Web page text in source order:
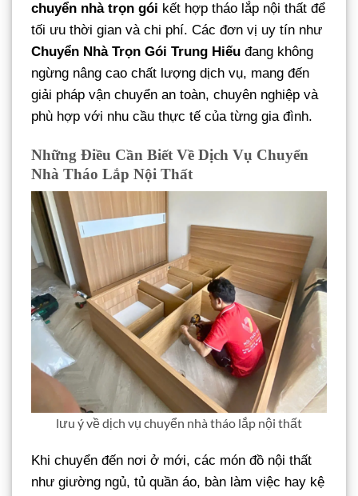
chuyển nhà trọn gói kết hợp tháo lắp nội thất để
tối ưu thời gian và chi phí. Các đơn vị uy tín như
Chuyển Nhà Trọn Gói Trung Hiếu đang không
ngừng nâng cao chất lượng dịch vụ, mang đến
giải pháp vận chuyển an toàn, chuyên nghiệp và
phù hợp với nhu cầu thực tế của từng gia đình.
Những Điều Cần Biết Về Dịch Vụ Chuyển
Nhà Tháo Lắp Nội Thất
lưu ý về dịch vụ chuyển nhà tháo lắp nội thất
Khi chuyển đến nơi ở mới, các món đồ nội thất
như giường ngủ, tủ quần áo, bàn làm việc hay kệ